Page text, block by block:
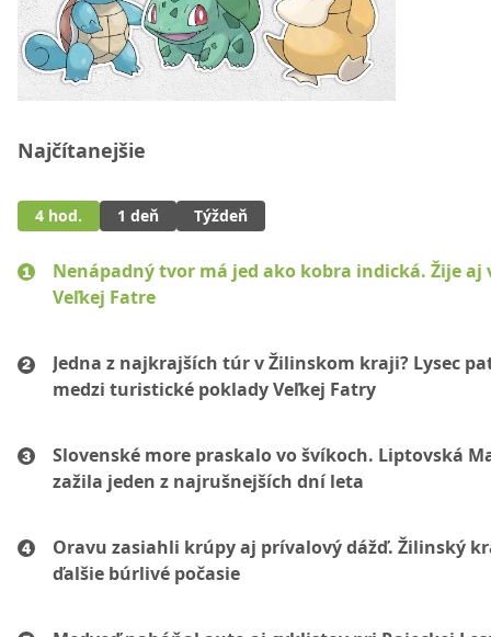
Najčítanejšie
4 hod. 1 deň Týždeň
Nenápadný tvor má jed ako kobra indická. Žije aj
Veľkej Fatre
Jedna z najkrajších túr v Žilinskom kraji? Lysec
medzi turistické poklady Veľkej Fatry
Slovenské more praskalo vo švíkoch. Liptovská
zažila jeden z najrušnejších dní leta
Oravu zasiahli krúpy aj prívalový dážď. Žilinský
ďalšie búrlivé počasie